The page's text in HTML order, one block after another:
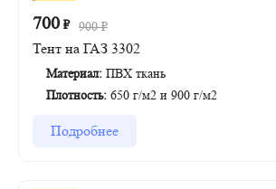
700 ₽ 900₽
Тент на ГАЗ 3302
Материал: ПВХ ткань
Плотность: 650 г/м2 и 900 г/м2
Подробнее